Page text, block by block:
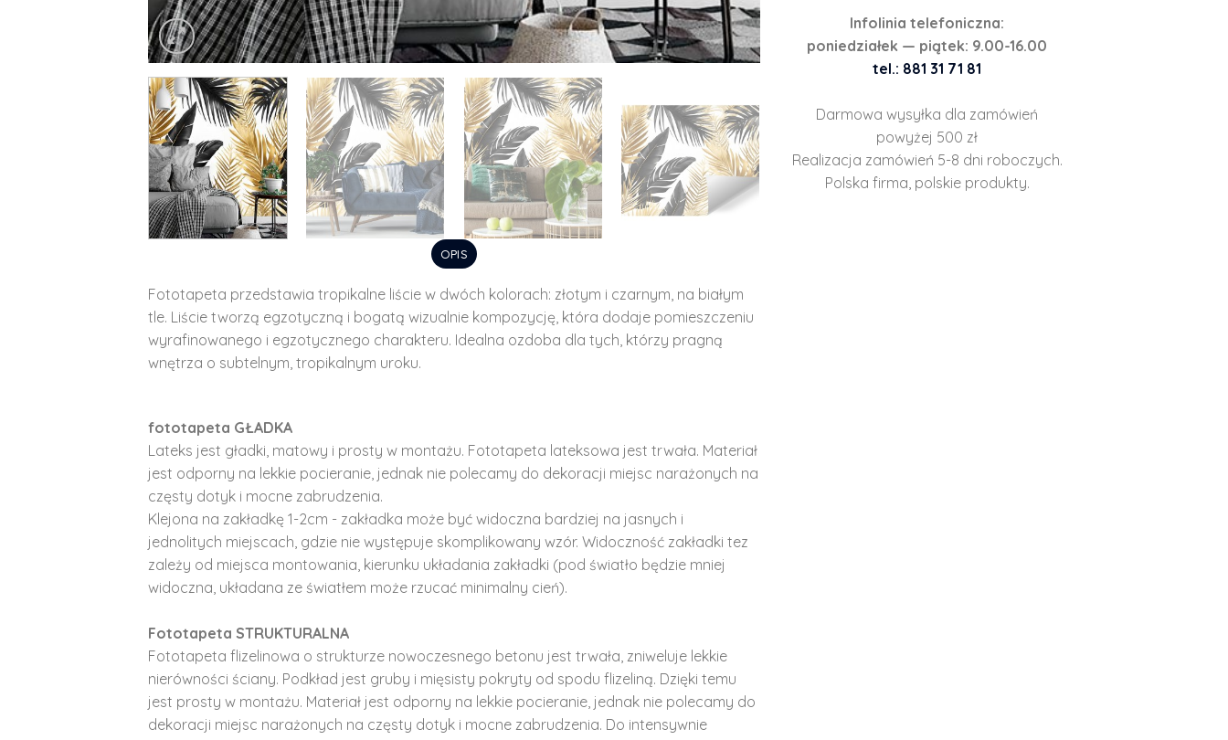
OPIS
Fototapeta przedstawia tropikalne liście w dwóch kolorach: złotym i czarnym, na białym
tle. Liście tworzą egzotyczną i bogatą wizualnie kompozycję, która dodaje pomieszczeniu
wyrafinowanego i egzotycznego charakteru. Idealna ozdoba dla tych, którzy pragną
wnętrza o subtelnym, tropikalnym uroku.
fototapeta GŁADKA
Lateks jest gładki, matowy i prosty w montażu. Fototapeta lateksowa jest trwała. Materiał
jest odporny na lekkie pocieranie, jednak nie polecamy do dekoracji miejsc narażonych na
częsty dotyk i mocne zabrudzenia.
Klejona na zakładkę 1-2cm - zakładka może być widoczna bardziej na jasnych i
jednolitych miejscach, gdzie nie występuje skomplikowany wzór. Widoczność zakładki tez
zależy od miejsca montowania, kierunku układania zakładki (pod światło będzie mniej
widoczna, układana ze światłem może rzucać minimalny cień).
Fototapeta STRUKTURALNA
Fototapeta flizelinowa o strukturze nowoczesnego betonu jest trwała, zniweluje lekkie
nierówności ściany. Podkład jest gruby i mięsisty pokryty od spodu flizeliną. Dzięki temu
jest prosty w montażu. Materiał jest odporny na lekkie pocieranie, jednak nie polecamy do
dekoracji miejsc narażonych na częsty dotyk i mocne zabrudzenia. Do intensywnie
Infolinia telefoniczna:
poniedziałek — piątek: 9.00-16.00
tel.: 881 31 71 81
Darmowa wysyłka dla zamówień
powyżej 500 zł
Realizacja zamówień 5-8 dni roboczych.
Polska firma, polskie produkty.